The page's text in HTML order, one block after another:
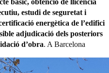
estudi de seguretat i
energètica de l’edifici
adjudicació dels posteriors
d’obra. A Barcelona